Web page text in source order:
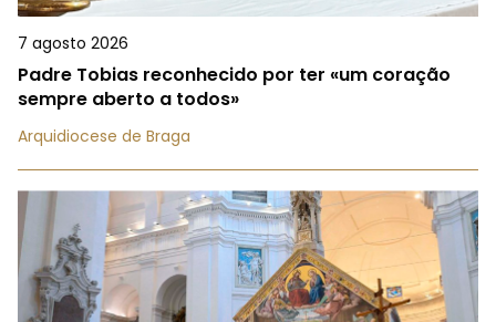
7 agosto 2026
Padre Tobias reconhecido por ter «um coração
sempre aberto a todos»
Arquidiocese de Braga